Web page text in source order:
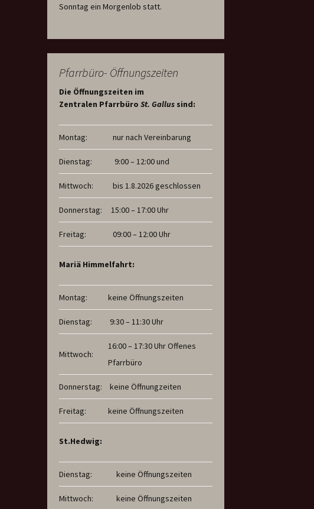
Sonntag ein Morgenlob statt.
Pfarrbüro- Öffnungszeiten
Die Öffnungszeiten im
Zentralen Pfarrbüro St. Gallus sind:
Montag: nur nach Vereinbarung
Dienstag: 9:00 – 12:00 und
Mittwoch: bis 1.8.2026 geschlossen
Donnerstag: 15:00 – 17:00 Uhr
Freitag: 09:00 – 12:00 Uhr
Mariä Himmelfahrt:
Montag: keine Öffnungszeiten
Dienstag: 9:30 – 11:30 Uhr
Mittwoch:
16:00 – 17:30 Uhr Offenes
Pfarrbüro
Donnerstag: keine Öffnungzeiten
Freitag: keine Öffnungszeiten
St.Hedwig:
Dienstag: keine Öffnungszeiten
Mittwoch: keine Öffnungszeiten